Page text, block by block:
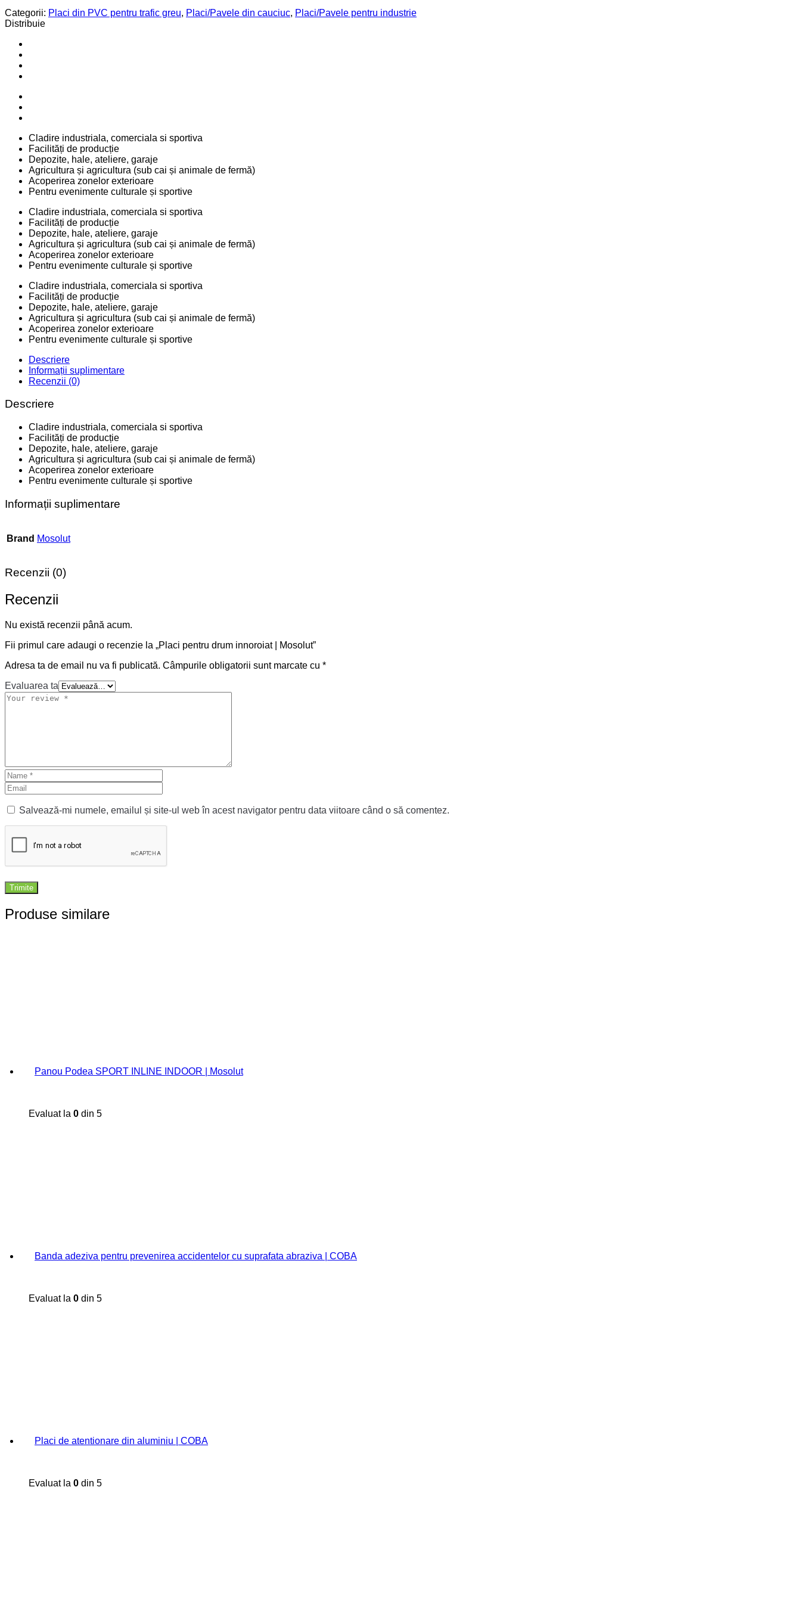
Categorii: Placi din PVC pentru trafic greu, Placi/Pavele din cauciuc, Placi/Pavele pentru industrie
Distribuie
Cladire industriala, comerciala si sportiva
Facilități de producție
Depozite, hale, ateliere, garaje
Agricultura și agricultura (sub cai și animale de fermă)
Acoperirea zonelor exterioare
Pentru evenimente culturale și sportive
Cladire industriala, comerciala si sportiva
Facilități de producție
Depozite, hale, ateliere, garaje
Agricultura și agricultura (sub cai și animale de fermă)
Acoperirea zonelor exterioare
Pentru evenimente culturale și sportive
Cladire industriala, comerciala si sportiva
Facilități de producție
Depozite, hale, ateliere, garaje
Agricultura și agricultura (sub cai și animale de fermă)
Acoperirea zonelor exterioare
Pentru evenimente culturale și sportive
Descriere
Informații suplimentare
Recenzii (0)
Descriere
Cladire industriala, comerciala si sportiva
Facilități de producție
Depozite, hale, ateliere, garaje
Agricultura și agricultura (sub cai și animale de fermă)
Acoperirea zonelor exterioare
Pentru evenimente culturale și sportive
Informații suplimentare
Brand Mosolut
Recenzii (0)
Recenzii
Nu există recenzii până acum.
Fii primul care adaugi o recenzie la „Placi pentru drum innoroiat | Mosolut”
Adresa ta de email nu va fi publicată. Câmpurile obligatorii sunt marcate cu *
Evaluarea ta
Salvează-mi numele, emailul și site-ul web în acest navigator pentru data viitoare când o să comentez.
Produse similare
Panou Podea SPORT INLINE INDOOR | Mosolut
Evaluat la 0 din 5
Banda adeziva pentru prevenirea accidentelor cu suprafata abraziva | COBA
Evaluat la 0 din 5
Placi de atentionare din aluminiu | COBA
Evaluat la 0 din 5